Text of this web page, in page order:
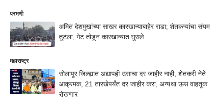
परभणी
अमित देशमुखांच्या साखर कारखान्याबाहेर राडा; शेतकऱ्यांचा संयम
तुटला, गेट तोडून कारखान्यात घुसले
महाराष्ट्र
सोलापूर जिल्ह्यात अद्यापही उसाचा दर जाहीर नाही, शेतकरी नेते
आक्रमक, 21 तारखेपर्यंत दर जाहीर करा, अन्यथा ऊस वाहतूक
रोखणार